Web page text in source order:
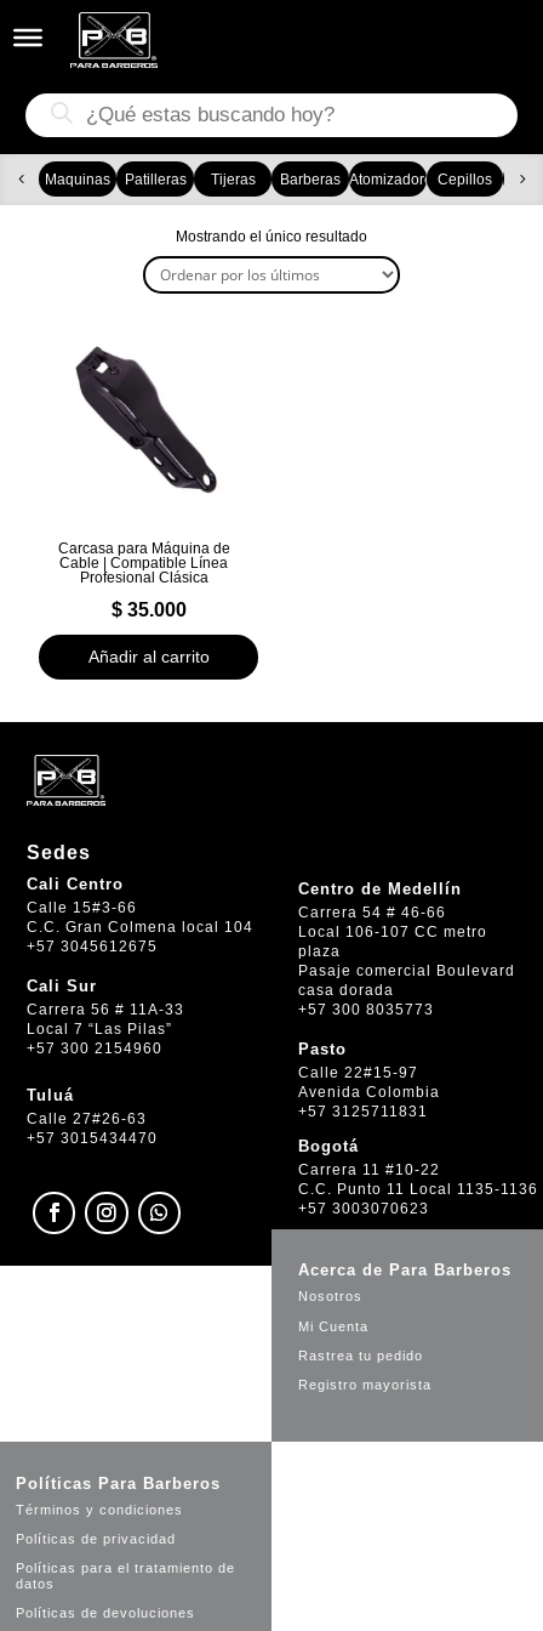
Búsqueda
de
productos
Maquinas Patilleras Tijeras Barberas AtomizadoresCepillos
Mostrando el único resultado
Carcasa para Máquina de
Cable | Compatible Línea
Profesional Clásica
$35.000
Añadir al carrito
Sedes
Cali Centro
Calle 15#3-66
C.C. Gran Colmena local 104
+57 3045612675
Cali Sur
Carrera 56 # 11A-33
Local 7 “Las Pilas”
+57 300 2154960
Tuluá
Calle 27#26-63
+57 3015434470
Centro de Medellín
Carrera 54 # 46-66
Local 106-107 CC metro
plaza
Pasaje comercial Boulevard
casa dorada
+57 300 8035773
Pasto
Calle 22#15-97
Avenida Colombia
+57 3125711831
Bogotá
Carrera 11 #10-22
C.C. Punto 11 Local 1135-1136
+57 3003070623
Acerca de Para Barberos
Nosotros
Mi Cuenta
Rastrea tu pedido
Registro mayorista
Políticas Para Barberos
Términos y condiciones
Políticas de privacidad
Políticas para el tratamiento de
datos
Políticas de devoluciones